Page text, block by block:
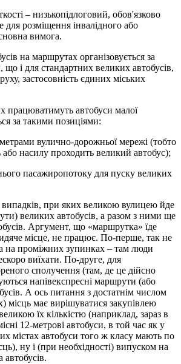
– низькопідлоговий, обов'язково
для розміщення інвалідного або
вимога.
на маршрутах організовується за
і для стандартних великих автобусів,
застосовність єдиних міських
працюватимуть автобуси малої
за такими позиціями:
вулично-дорожньої мережі (тобто
насилу проходить великий автобус);
пасажиропотоку для пуску великих
при яких великою вулицею йде
великих автобусів, а разом з ними ще
Аргумент, що «маршрутка» їде
місце, не працює. По-перше, так не
на проміжних зупинках – там люди
виїхати. По-друге, для
сполучення (там, де це дійсно
напівекспресні маршрути (або
А ось питання з достатнім числом
місць має вирішуватися закупівлею
їх кількістю (наприклад, зараз в
12-метрові автобуси, в той час як у
містах автобуси того ж класу мають по
ну і (при необхідності) випуском на
автобусів.